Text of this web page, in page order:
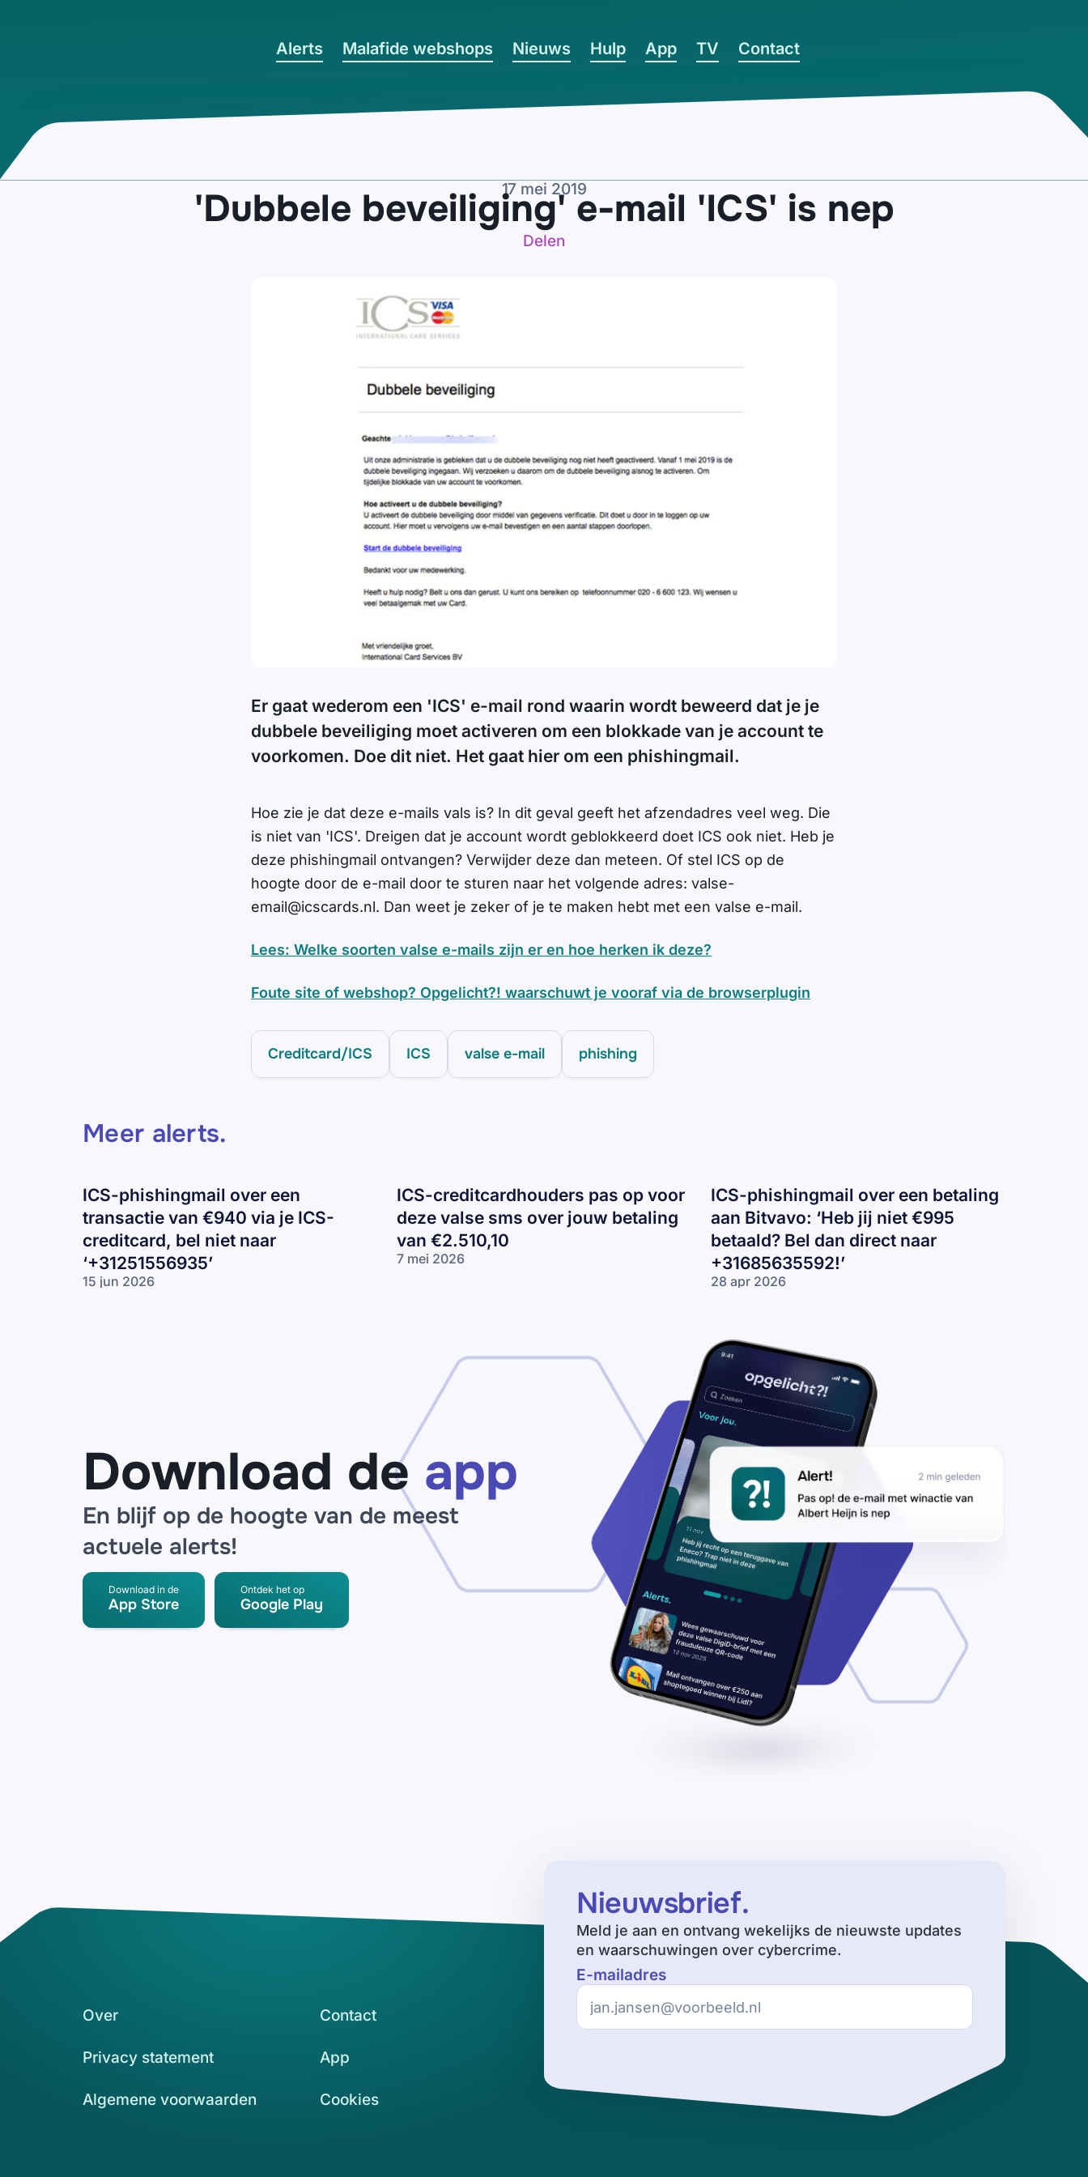
Alerts Malafide webshops Nieuws Hulp App TV Contact
17 mei 2019
'Dubbele beveiliging' e-mail 'ICS' is nep
Delen
Er gaat wederom een 'ICS' e-mail rond waarin wordt beweerd dat je je
dubbele beveiliging moet activeren om een blokkade van je account te
voorkomen. Doe dit niet. Het gaat hier om een phishingmail.
Hoe zie je dat deze e-mails vals is? In dit geval geeft het afzendadres veel weg. Die
is niet van 'ICS'. Dreigen dat je account wordt geblokkeerd doet ICS ook niet. Heb je
deze phishingmail ontvangen? Verwijder deze dan meteen. Of stel ICS op de
hoogte door de e-mail door te sturen naar het volgende adres: valse-
email@icscards.nl. Dan weet je zeker of je te maken hebt met een valse e-mail.
Lees: Welke soorten valse e-mails zijn er en hoe herken ik deze?
Foute site of webshop? Opgelicht?! waarschuwt je vooraf via de browserplugin
Creditcard/ICS ICS valse e-mail phishing
Meer alerts.
ICS-phishingmail over een
transactie van €940 via je ICS-
creditcard, bel niet naar
‘+31251556935’
15 jun 2026
ICS-creditcardhouders pas op voor
deze valse sms over jouw betaling
van €2.510,10
7 mei 2026
ICS-phishingmail over een betaling
aan Bitvavo: ‘Heb jij niet €995
betaald? Bel dan direct naar
+31685635592!’
28 apr 2026
Bitvavo: ‘Heb jij
niet €995
betaald? Bel dan
direct naar
+31685635592!’
Download de app
En blijf op de hoogte van de meest
actuele alerts!
Download in de
App Store
Ontdek het op
Google Play
Nieuwsbrief.
Meld je aan en ontvang wekelijks de nieuwste updates
en waarschuwingen over cybercrime.
E-mailadres
Over Contact
Privacy statement App
Algemene voorwaarden Cookies